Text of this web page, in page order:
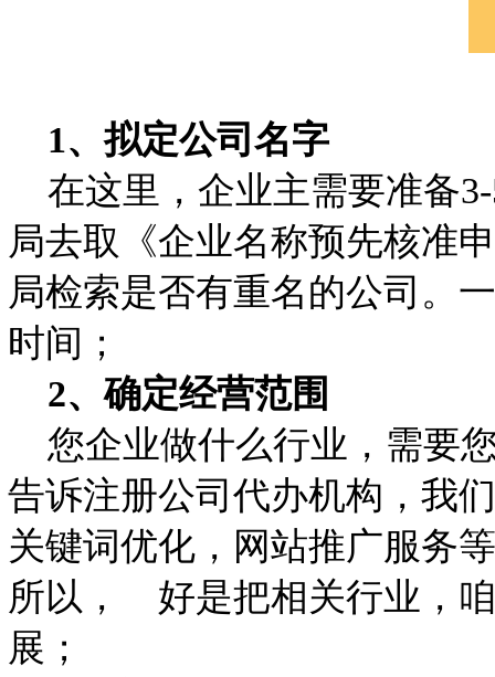
1、拟定公司名字
在这里，企业主需要准备
局去取《企业名称预先核准
局检索是否有重名的公司。
时间；
2、确定经营范围
您企业做什么行业，需要
告诉注册公司代办机构，我
关键词优化，网站推广服务
所以， 好是把相关行业，
展；